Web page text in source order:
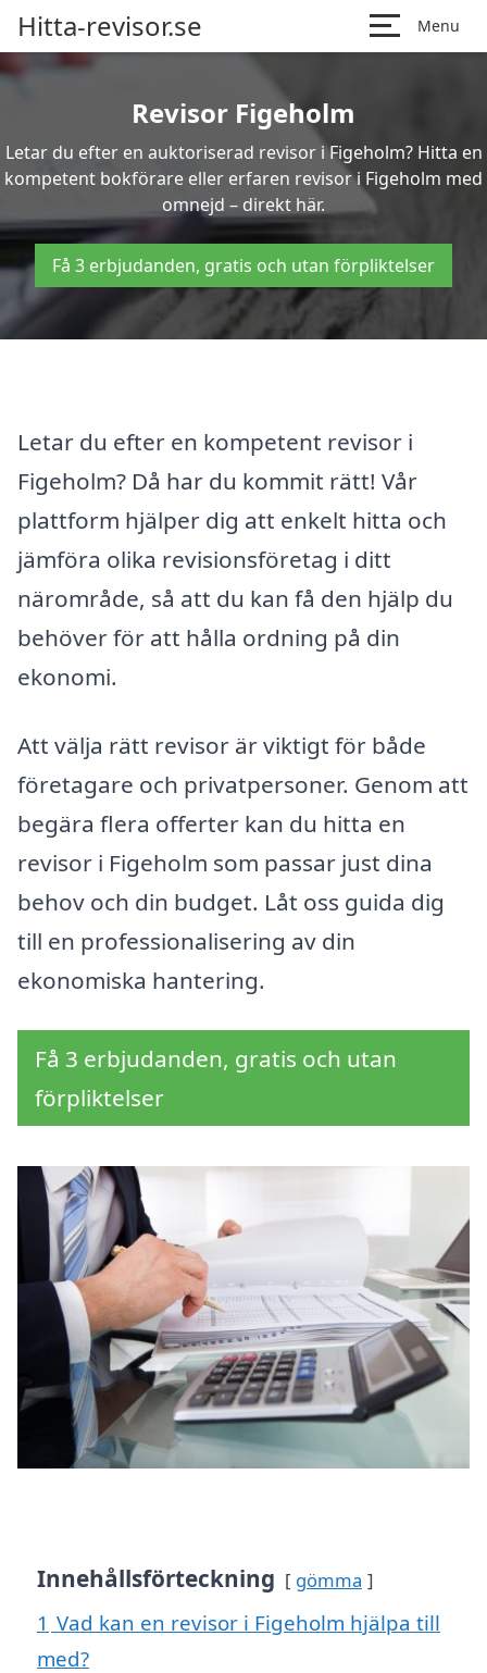
Hitta-revisor.se Menu
Revisor Figeholm
Letar du efter en auktoriserad revisor i Figeholm? Hitta en
kompetent bokförare eller erfaren revisor i Figeholm med
omnejd – direkt här.
Få 3 erbjudanden, gratis och utan förpliktelser
Letar du efter en kompetent revisor i
Figeholm? Då har du kommit rätt! Vår
plattform hjälper dig att enkelt hitta och
jämföra olika revisionsföretag i ditt
närområde, så att du kan få den hjälp du
behöver för att hålla ordning på din
ekonomi.
Att välja rätt revisor är viktigt för både
företagare och privatpersoner. Genom att
begära flera offerter kan du hitta en
revisor i Figeholm som passar just dina
behov och din budget. Låt oss guida dig
till en professionalisering av din
ekonomiska hantering.
Få 3 erbjudanden, gratis och utan
förpliktelser
Innehållsförteckning gömma
1 Vad kan en revisor i Figeholm hjälpa till
med?